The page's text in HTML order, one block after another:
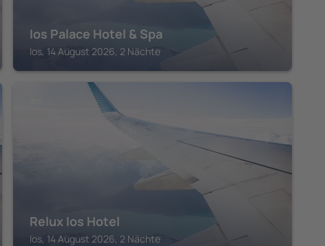
Ios Palace Hotel & Spa
Ios, 14 August 2026, 2 Nächte
Relux Ios Hotel
Ios, 14 August 2026, 2 Nächte